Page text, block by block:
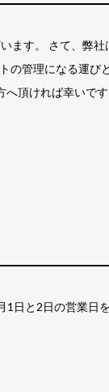
ます。 さて、弊
の管理になる運び
頂ければ幸いで
2日の営業日を